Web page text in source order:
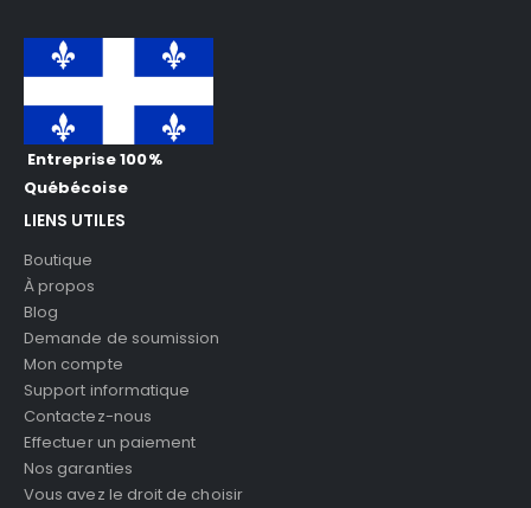
Entreprise 100%
Québécoise
LIENS UTILES
Boutique
À propos
Blog
Demande de soumission
Mon compte
Support informatique
Contactez-nous
Effectuer un paiement
Nos garanties
Vous avez le droit de choisir